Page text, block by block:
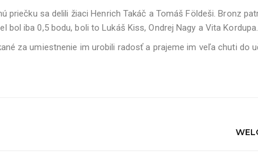
priečku sa delili žiaci Henrich Takáč a Tomáš Földeši. Bronz
iba 0,5 bodu, boli to Lukáš Kiss, Ondrej Nagy a Vita Kordupa.
za umiestnenie im urobili radosť a prajeme im veľa chuti do